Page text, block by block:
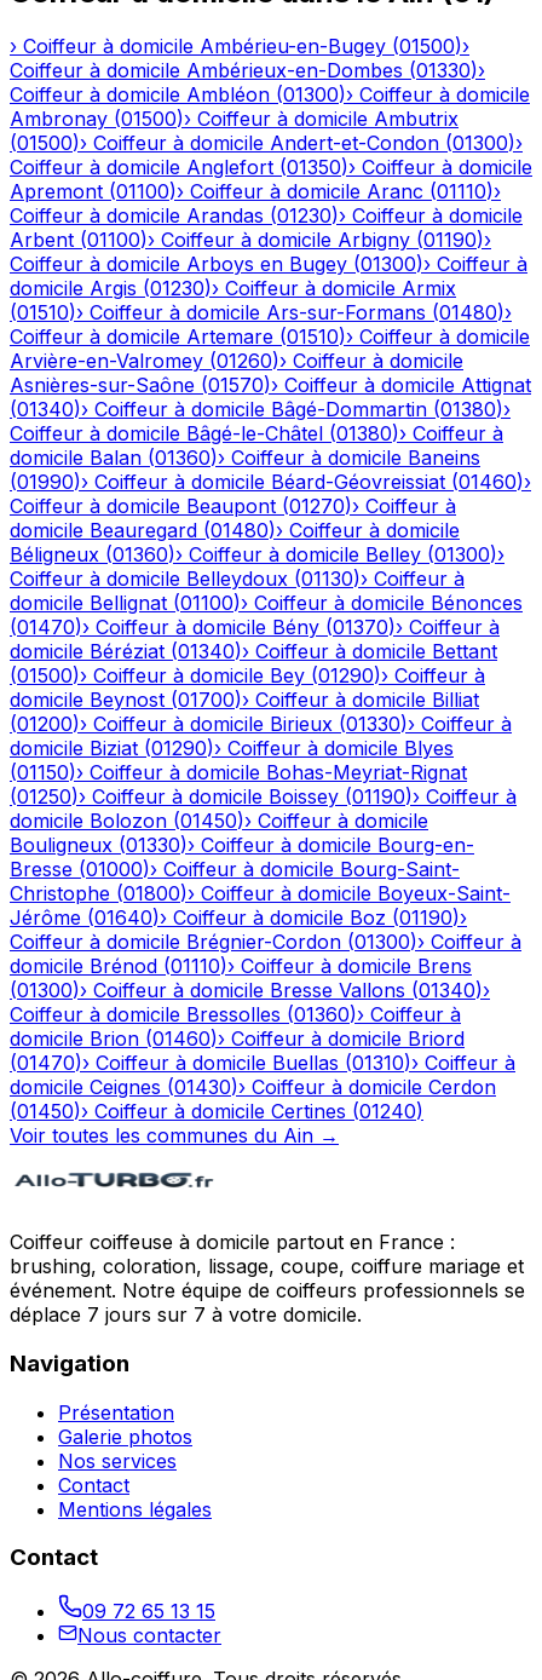
› Coiffeur à domicile Ambérieu-en-Bugey (01500)›
Coiffeur à domicile Ambérieux-en-Dombes (01330)›
Coiffeur à domicile Ambléon (01300)› Coiffeur à domicile
Ambronay (01500)› Coiffeur à domicile Ambutrix
(01500)› Coiffeur à domicile Andert-et-Condon (01300)›
Coiffeur à domicile Anglefort (01350)› Coiffeur à domicile
Apremont (01100)› Coiffeur à domicile Aranc (01110)›
Coiffeur à domicile Arandas (01230)› Coiffeur à domicile
Arbent (01100)› Coiffeur à domicile Arbigny (01190)›
Coiffeur à domicile Arboys en Bugey (01300)› Coiffeur à
domicile Argis (01230)› Coiffeur à domicile Armix
(01510)› Coiffeur à domicile Ars-sur-Formans (01480)›
Coiffeur à domicile Artemare (01510)› Coiffeur à domicile
Arvière-en-Valromey (01260)› Coiffeur à domicile
Asnières-sur-Saône (01570)› Coiffeur à domicile Attignat
(01340)› Coiffeur à domicile Bâgé-Dommartin (01380)›
Coiffeur à domicile Bâgé-le-Châtel (01380)› Coiffeur à
domicile Balan (01360)› Coiffeur à domicile Baneins
(01990)› Coiffeur à domicile Béard-Géovreissiat (01460)›
Coiffeur à domicile Beaupont (01270)› Coiffeur à
domicile Beauregard (01480)› Coiffeur à domicile
Béligneux (01360)› Coiffeur à domicile Belley (01300)›
Coiffeur à domicile Belleydoux (01130)› Coiffeur à
domicile Bellignat (01100)› Coiffeur à domicile Bénonces
(01470)› Coiffeur à domicile Bény (01370)› Coiffeur à
domicile Béréziat (01340)› Coiffeur à domicile Bettant
(01500)› Coiffeur à domicile Bey (01290)› Coiffeur à
domicile Beynost (01700)› Coiffeur à domicile Billiat
(01200)› Coiffeur à domicile Birieux (01330)› Coiffeur à
domicile Biziat (01290)› Coiffeur à domicile Blyes
(01150)› Coiffeur à domicile Bohas-Meyriat-Rignat
(01250)› Coiffeur à domicile Boissey (01190)› Coiffeur à
domicile Bolozon (01450)› Coiffeur à domicile
Bouligneux (01330)› Coiffeur à domicile Bourg-en-
Bresse (01000)› Coiffeur à domicile Bourg-Saint-
Christophe (01800)› Coiffeur à domicile Boyeux-Saint-
Jérôme (01640)› Coiffeur à domicile Boz (01190)›
Coiffeur à domicile Brégnier-Cordon (01300)› Coiffeur à
domicile Brénod (01110)› Coiffeur à domicile Brens
(01300)› Coiffeur à domicile Bresse Vallons (01340)›
Coiffeur à domicile Bressolles (01360)› Coiffeur à
domicile Brion (01460)› Coiffeur à domicile Briord
(01470)› Coiffeur à domicile Buellas (01310)› Coiffeur à
domicile Ceignes (01430)› Coiffeur à domicile Cerdon
(01450)› Coiffeur à domicile Certines (01240)
Voir toutes les communes du Ain →
Coiffeur coiffeuse à domicile partout en France :
brushing, coloration, lissage, coupe, coiffure mariage et
événement. Notre équipe de coiffeurs professionnels se
déplace 7 jours sur 7 à votre domicile.
Navigation
Présentation
Galerie photos
Nos services
Contact
Mentions légales
Contact
09 72 65 13 15
Nous contacter